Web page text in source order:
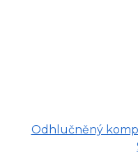
Odhlučněný